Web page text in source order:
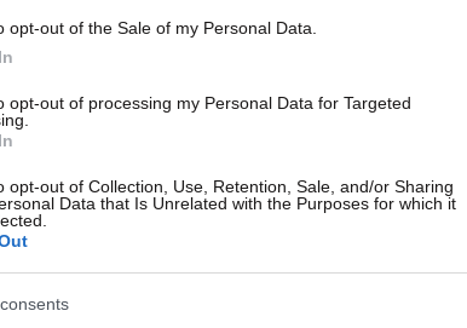
opt-out of the Sale of my Personal Data.
opt-out of processing my Personal Data for Targeted
opt-out of Collection, Use, Retention, Sale, and/or Sharing
Data that Is Unrelated with the Purposes for which it